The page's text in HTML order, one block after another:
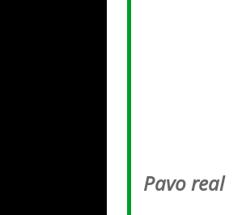
Pavo real